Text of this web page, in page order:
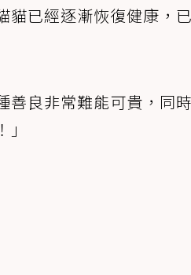
貓已經逐漸恢復健康，
善良非常難能可貴，同